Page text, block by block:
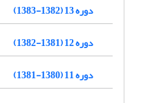
دوره 13 (1382-1383)
دوره 12 (1381-1382)
دوره 11 (1380-1381)